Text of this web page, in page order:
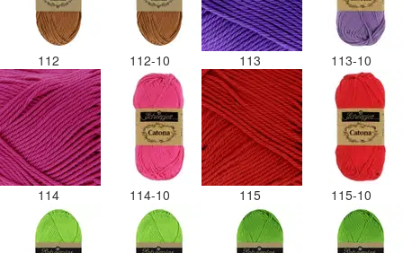
112 112-10 113 113-10
114 114-10 115 115-10